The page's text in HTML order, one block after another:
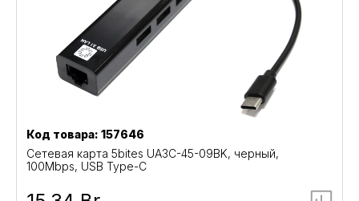
Код товара: 157646
Сетевая карта 5bites UA3C-45-09BK, черный,
100Mbps, USB Type-C